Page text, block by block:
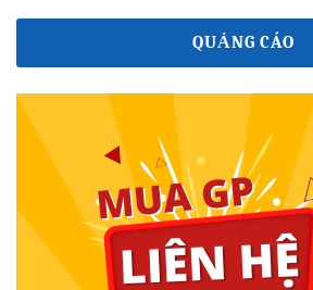
QUẢNG CÁO